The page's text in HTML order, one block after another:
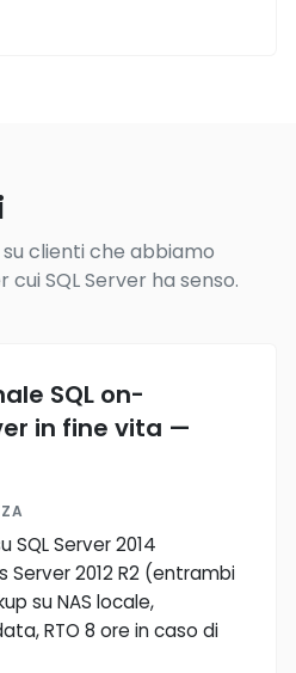
clienti che abbiamo
SQL Server ha senso.
SQL on-
in fine vita —
Server 2014
Server 2012 R2 (entrambi
su NAS locale,
RTO 8 ore in caso di